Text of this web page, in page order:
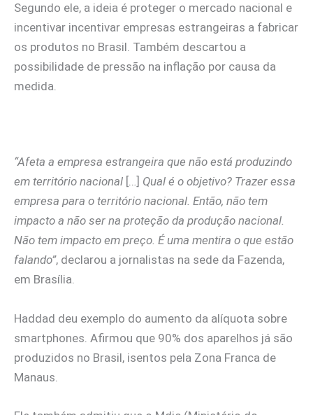
Segundo ele, a ideia é proteger o mercado nacional e
incentivar incentivar empresas estrangeiras a fabricar
os produtos no Brasil. Também descartou a
possibilidade de pressão na inflação por causa da
medida.
“Afeta a empresa estrangeira que não está produzindo
em território nacional […] Qual é o objetivo? Trazer essa
empresa para o território nacional. Então, não tem
impacto a não ser na proteção da produção nacional.
Não tem impacto em preço. É uma mentira o que estão
falando”, declarou a jornalistas na sede da Fazenda,
em Brasília.
Haddad deu exemplo do aumento da alíquota sobre
smartphones. Afirmou que 90% dos aparelhos já são
produzidos no Brasil, isentos pela Zona Franca de
Manaus.